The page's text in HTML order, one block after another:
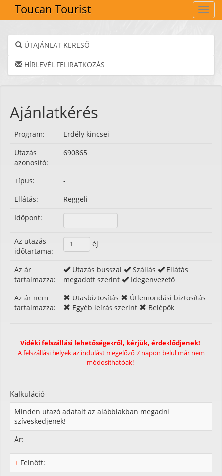
Toucan Tourist
ÚTAJÁNLAT KERESŐ
HÍRLEVÉL FELIRATKOZÁS
Ajánlatkérés
Program:
Erdély kincsei
Utazás
azonosító:
690865
Típus:
-
Ellátás:
Reggeli
Időpont:
Az utazás
időtartama:
éj
Az ár
tartalmazza:
Utazás busszal Szállás
Ellátás
megadott szerint
Idegenvezető
Az ár nem
tartalmazza:
Utasbiztosítás
Útlemondási biztosítás
Egyéb leírás szerint
Belépők
Vidéki felszállási lehetőségekről, kérjük, érdeklődjenek!
A felszállási helyek az indulást megelőző 7 napon belül már nem
módosíthatóak!
Kalkuláció
Minden utazó adatait az alábbiakban megadni
szíveskedjenek!
Ár:
+ Felnőtt: